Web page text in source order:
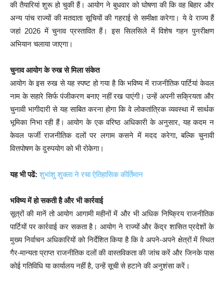
की तैयारियां शुरू हो चुकी हैं। आयोग ने बुधवार को घोषणा की कि वह बिहार और
अन्य पांच राज्यों की मतदाता सूचियों की गहराई से समीक्षा करेगा। ये वे राज्य हैं
जहां 2026 में चुनाव प्रस्तावित हैं। इस सिलसिले में विशेष गहन पुनरीक्षण
अभियान चलाया जाएगा।
चुनाव आयोग के रुख से मिला संकेत
आयोग के इस रुख से यह स्पष्ट हो गया है कि भविष्य में राजनीतिक पार्टियां केवल
नाम के सहारे सिर्फ पंजीकरण बनाए नहीं रख पाएंगी। उन्हें अपनी सक्रियता और
चुनावी भागीदारी से यह साबित करना होगा कि वे लोकतांत्रिक व्यवस्था में सार्थक
भूमिका निभा रही हैं। आयोग के एक वरिष्ठ अधिकारी के अनुसार, यह कदम न
केवल फर्जी राजनीतिक दलों पर लगाम कसने में मदद करेगा, बल्कि चुनावी
वित्तपोषण के दुरुपयोग को भी रोकेगा।
यह भी पढें: शुभांशु शुक्ला ने रचा ऐतिहासिक कीर्तिमान
भविष्य में हो सकती है और भी कार्रवाई
सूत्रों की मानें तो आयोग आगामी महीनों में और भी अधिक निष्क्रिय राजनीतिक
पार्टियों पर कार्रवाई कर सकता है। आयोग ने राज्यों और केंद्र शासित प्रदेशों के
मुख्य निर्वाचन अधिकारियों को निर्देशित किया है कि वे अपने-अपने क्षेत्रों में स्थित
गैर-मान्यता प्राप्त राजनीतिक दलों की वास्तविकता की जांच करें और जिनके पास
कोई गतिविधि या कार्यालय नहीं है, उन्हें सूची से हटाने की अनुशंसा करें।